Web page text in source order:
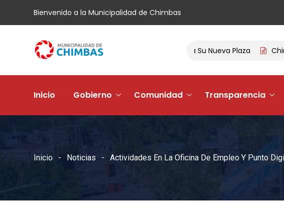
Bienvenido a la Municipalidad de Chimbas
El Barrio Andacollo Vi Estrena Su Nueva Plaza Chimbas A
Inicio Gobierno Comunidad Transparencia
Inicio Noticias Actividades En La Oficina De Empleo Y Punto